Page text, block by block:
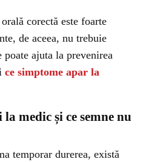
corectă este foarte
de aceea, nu trebuie
poate ajuta la prevenirea
ce simptome apar la
medic și ce semne nu
temporar durerea, există